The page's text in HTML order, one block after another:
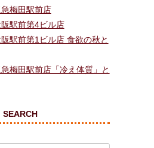
梅田駅前店
駅前第4ビル店
駅前第1ビル店 食欲の秋と
梅田駅前店「冷え体質」と
SEARCH